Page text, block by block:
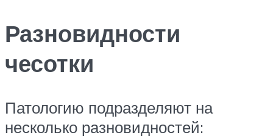
Разновидности
чесотки
Патологию подразделяют на
несколько разновидностей: